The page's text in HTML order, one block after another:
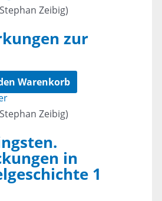
Zeibig)
zur
Warenkorb
Zeibig)
in
1